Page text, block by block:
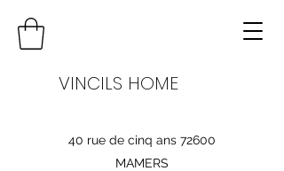
VINCILS HOME
40 rue de cinq ans 72600
MAMERS